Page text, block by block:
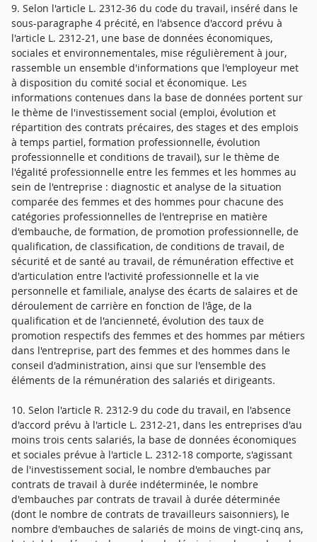
9. Selon l'article L. 2312-36 du code du travail, inséré dans le
sous-paragraphe 4 précité, en l'absence d'accord prévu à
l'article L. 2312-21, une base de données économiques,
sociales et environnementales, mise régulièrement à jour,
rassemble un ensemble d'informations que l'employeur met
à disposition du comité social et économique. Les
informations contenues dans la base de données portent sur
le thème de l'investissement social (emploi, évolution et
répartition des contrats précaires, des stages et des emplois
à temps partiel, formation professionnelle, évolution
professionnelle et conditions de travail), sur le thème de
l'égalité professionnelle entre les femmes et les hommes au
sein de l'entreprise : diagnostic et analyse de la situation
comparée des femmes et des hommes pour chacune des
catégories professionnelles de l'entreprise en matière
d'embauche, de formation, de promotion professionnelle, de
qualification, de classification, de conditions de travail, de
sécurité et de santé au travail, de rémunération effective et
d'articulation entre l'activité professionnelle et la vie
personnelle et familiale, analyse des écarts de salaires et de
déroulement de carrière en fonction de l'âge, de la
qualification et de l'ancienneté, évolution des taux de
promotion respectifs des femmes et des hommes par métiers
dans l'entreprise, part des femmes et des hommes dans le
conseil d'administration, ainsi que sur l'ensemble des
éléments de la rémunération des salariés et dirigeants.
10. Selon l'article R. 2312-9 du code du travail, en l'absence
d'accord prévu à l'article L. 2312-21, dans les entreprises d'au
moins trois cents salariés, la base de données économiques
et sociales prévue à l'article L. 2312-18 comporte, s'agissant
de l'investissement social, le nombre d'embauches par
contrats de travail à durée indéterminée, le nombre
d'embauches par contrats de travail à durée déterminée
(dont le nombre de contrats de travailleurs saisonniers), le
nombre d'embauches de salariés de moins de vingt-cinq ans,